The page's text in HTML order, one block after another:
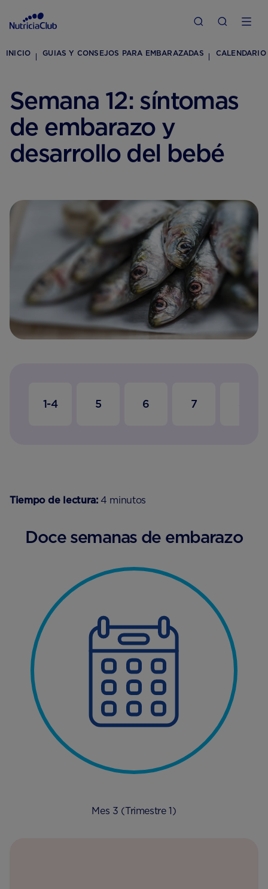
INICIO GUIAS Y CONSEJOS PARA EMBARAZADAS
Semana 12: síntomas
de embarazo y
desarrollo del bebé
1-4 5 6 7
Tiempo de lectura: 4 minutos
Doce semanas de embarazo
Mes 3 (Trimestre 1)